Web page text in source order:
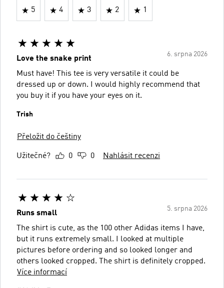
5 4 3 2 1
6. srpna 2026
Love the snake print
Must have! This tee is very versatile it could be
dressed up or down. I would highly recommend that
you buy it if you have your eyes on it.
Trish
Přeložit do češtiny
Užitečné? 0 0 Nahlásit recenzi
5. srpna 2026
Runs small
The shirt is cute, as the 100 other Adidas items I have,
but it runs extremely small. I looked at multiple
pictures before ordering and so looked longer and
others looked cropped. The shirt is definitely cropped.
Více informací